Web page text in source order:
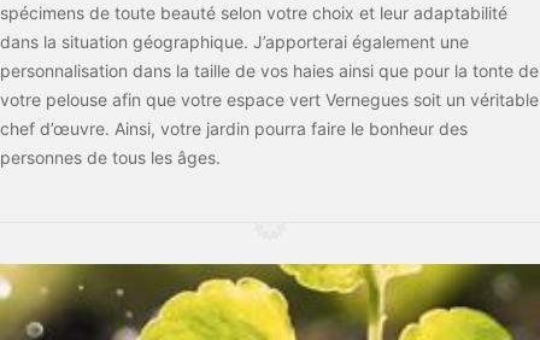
spécimens de toute beauté selon votre choix et leur adaptabilité
dans la situation géographique. J’apporterai également une
personnalisation dans la taille de vos haies ainsi que pour la tonte de
votre pelouse afin que votre espace vert Vernegues soit un véritable
chef d’œuvre. Ainsi, votre jardin pourra faire le bonheur des
personnes de tous les âges.